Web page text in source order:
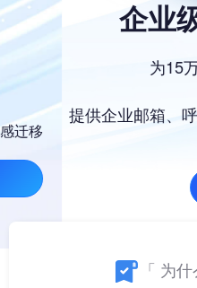
263
安全稳
部署方案多样 费用
7天免费试用注册
「 为